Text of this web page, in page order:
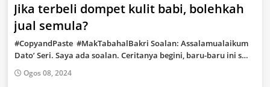
Jika terbeli dompet kulit babi, bolehkah
jual semula?
#CopyandPaste #MakTabahalBakri Soalan: Assalamualaikum
Dato’ Seri. Saya ada soalan. Ceritanya begini, baru-baru ini s…
Ogos 08, 2024